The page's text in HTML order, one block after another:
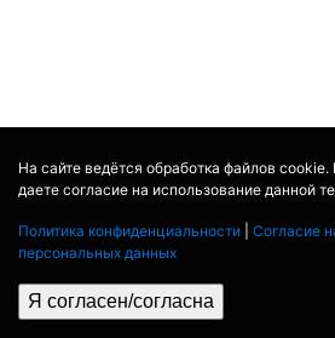
На сайте ведётся обработка файлов
даете согласие на использование данной
Политика конфиденциальности
Согласие
персональных данных
Я согласен/согласна